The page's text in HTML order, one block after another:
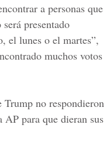
a personas que
presentado
el lunes o el martes”,
muchos votos
Trump no respondieron
para que dieran sus